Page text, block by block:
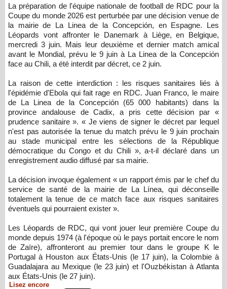
La préparation de l'équipe nationale de football de RDC pour la
Coupe du monde 2026 est perturbée par une décision venue de
la mairie de La Linea de la Concepción, en Espagne. Les
Léopards vont affronter le Danemark à Liège, en Belgique,
mercredi 3 juin. Mais leur deuxième et dernier match amical
avant le Mondial, prévu le 9 juin à La Linea de la Concepción
face au Chili, a été interdit par décret, ce 2 juin.
La raison de cette interdiction : les risques sanitaires liés à
l'épidémie d'Ebola qui fait rage en RDC. Juan Franco, le maire
de La Linea de la Concepción (65 000 habitants) dans la
province andalouse de Cadix, a pris cette décision par «
prudence sanitaire ». « Je viens de signer le décret par lequel
n'est pas autorisée la tenue du match prévu le 9 juin prochain
au stade municipal entre les sélections de la République
démocratique du Congo et du Chili », a-t-il déclaré dans un
enregistrement audio diffusé par sa mairie.
La décision invoque également « un rapport émis par le chef du
service de santé de la mairie de La Línea, qui déconseille
totalement la tenue de ce match face aux risques sanitaires
éventuels qui pourraient exister ».
Les Léopards de RDC, qui vont jouer leur première Coupe du
monde depuis 1974 (à l'époque où le pays portait encore le nom
de Zaïre), affronteront au premier tour dans le groupe K le
Portugal à Houston aux États-Unis (le 17 juin), la Colombie à
Guadalajara au Mexique (le 23 juin) et l'Ouzbékistan à Atlanta
aux États-Unis (le 27 juin).
Lisez encore